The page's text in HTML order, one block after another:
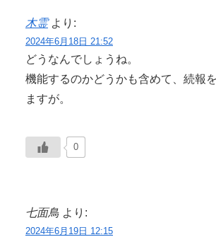
木霊 より:
2024年6月18日 21:52
どうなんでしょうね。
機能するのかどうかも含めて、続報
ますが。
0
七面鳥 より:
2024年6月19日 12:15